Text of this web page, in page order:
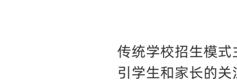
传统学校招生模
引学生和家长的关